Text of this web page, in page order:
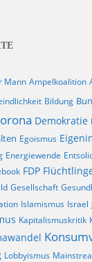
Mann Ampelkoalition
Bildung
Demokratie
Egoismus
Energiewende
FDP
Gesellschaft
Islamismus Israel
Kapitalismuskritik
Lobbyismus